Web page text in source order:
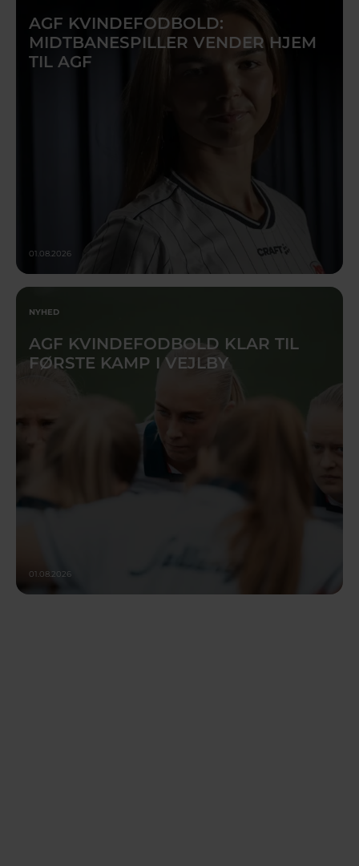
AGF KVINDEFODBOLD:
MIDTBANESPILLER VENDER HJEM
TIL AGF
01.08.2026
NYHED
AGF KVINDEFODBOLD KLAR TIL
FØRSTE KAMP I VEJLBY
01.08.2026